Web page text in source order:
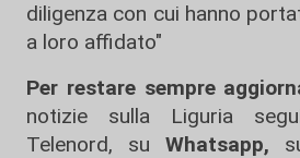
diligenza con cui hanno
a loro affidato"
Per restare sempre
notizie sulla Liguria
Telenord, su
Whatsapp,